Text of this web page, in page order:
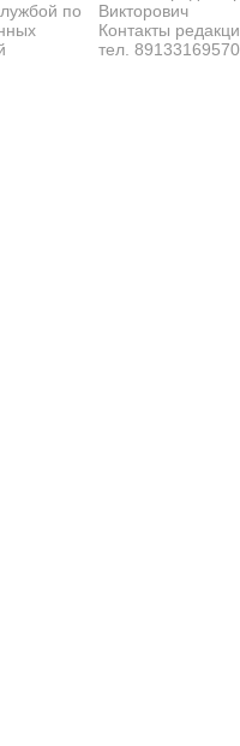
по
Викторович
Контакты
тел. 89133169570